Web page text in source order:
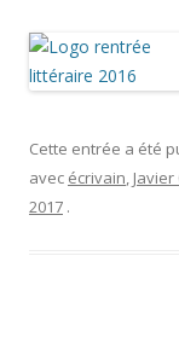
Cette entrée a été
avec écrivain
2017 .